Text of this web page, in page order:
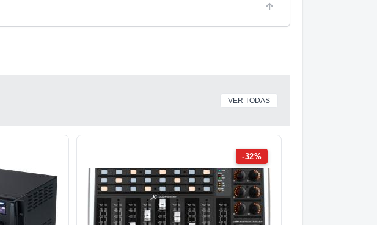
VER TODAS
-32%